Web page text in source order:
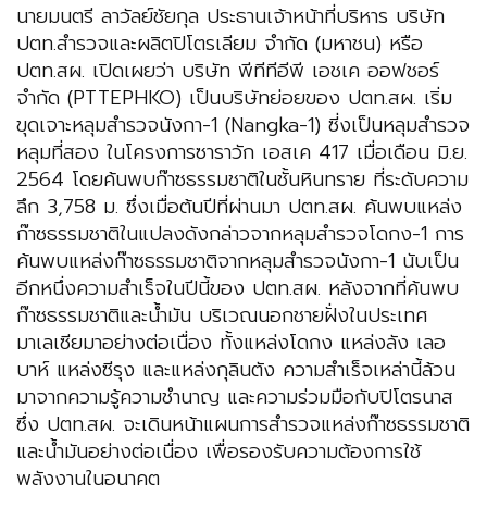
นายมนตรี ลาวัลย์ชัยกุล ประธานเจ้าหน้าที่บริหาร บริษัท
ปตท.สำรวจและผลิตปิโตรเลียม จำกัด (มหาชน) หรือ
ปตท.สผ. เปิดเผยว่า บริษัท พีทีทีอีพี เอชเค ออฟชอร์
จำกัด (PTTEPHKO) เป็นบริษัทย่อยของ ปตท.สผ. เริ่ม
ขุดเจาะหลุมสำรวจนังกา-1 (Nangka-1) ซี่งเป็นหลุมสำรวจ
หลุมที่สอง ในโครงการซาราวัก เอสเค 417 เมื่อเดือน มิ.ย.
2564 โดยค้นพบก๊าซธรรมชาติในชั้นหินทราย ที่ระดับความ
ลึก 3,758 ม. ซึ่งเมื่อต้นปีที่ผ่านมา ปตท.สผ. ค้นพบแหล่ง
ก๊าซธรรมชาติในแปลงดังกล่าวจากหลุมสำรวจโดกง-1 การ
ค้นพบแหล่งก๊าซธรรมชาติจากหลุมสำรวจนังกา-1 นับเป็น
อีกหนึ่งความสำเร็จในปีนี้ของ ปตท.สผ. หลังจากที่ค้นพบ
ก๊าซธรรมชาติและน้ำมัน บริเวณนอกชายฝั่งในประเทศ
มาเลเซียมาอย่างต่อเนื่อง ทั้งแหล่งโดกง แหล่งลัง เลอ
บาห์ แหล่งซีรุง และแหล่งกุลินตัง ความสำเร็จเหล่านี้ล้วน
มาจากความรู้ความชำนาญ และความร่วมมือกับปิโตรนาส
ซึ่ง ปตท.สผ. จะเดินหน้าแผนการสำรวจแหล่งก๊าซธรรมชาติ
และน้ำมันอย่างต่อเนื่อง เพื่อรองรับความต้องการใช้
พลังงานในอนาคต